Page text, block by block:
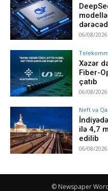
06/08/2026
Xəzər
Fiber-
çatıb
06/08/2026
Neft və
ilə 4,7
edilib
06/08/2026
© Newspaper